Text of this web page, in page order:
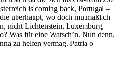
is coming back, Portugal –
überhaupt, wo doch mutmaßlich
nicht Lichtenstein, Luxemburg,
Was für eine Watsch’n. Nun denn,
zu helfen vermag. Patria o